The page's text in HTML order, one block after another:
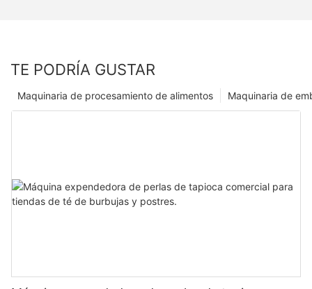
TE PODRÍA GUSTAR
Maquinaria de
Maquinaria de procesamiento de alimentos